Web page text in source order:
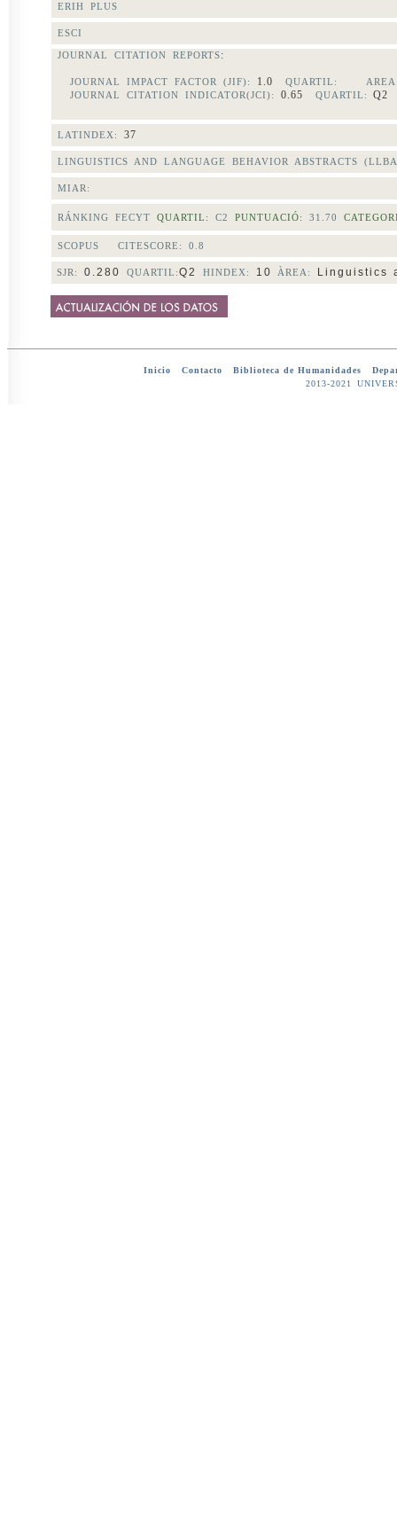
ERIH PLUS
ESCI
JOURNAL CITATION REPORTS:
JOURNAL IMPACT FACTOR (JIF): 1.0 QUARTIL:
JOURNAL CITATION INDICATOR(JCI): 0.65 QUARTIL:
LATINDEX: 37
LINGUISTICS AND LANGUAGE BEHAVIOR ABSTRACTS
MIAR:
RÁNKING FECYT QUARTIL: C2 PUNTUACIÓ: 31.70
SCOPUS CITESCORE: 0.8
SJR: 0.280 QUARTIL:Q2 HINDEX: 10 ÀREA: Linguistics
Inicio Contacto Biblioteca de Humanidades
2013-2021